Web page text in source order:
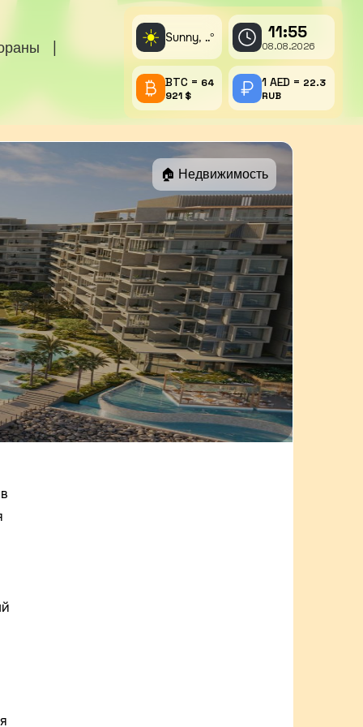
☀️ Sunny, ..° 11:55
08.08.2026
BTC = 64
921 $
1 AED = 22.3
RUB
🏠 Недвижимость